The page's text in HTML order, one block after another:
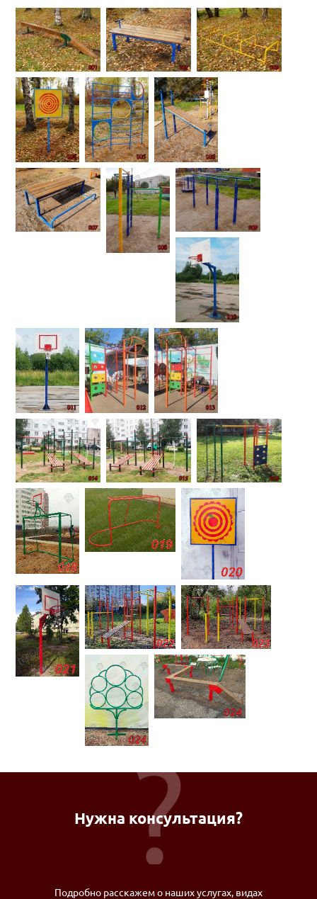
Нужна консультация?
Подробно расскажем о наших услугах, видах